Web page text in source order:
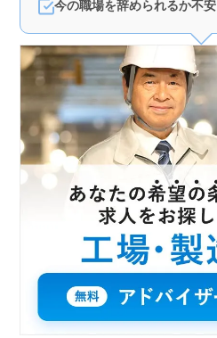
今の職場を辞められるか不安